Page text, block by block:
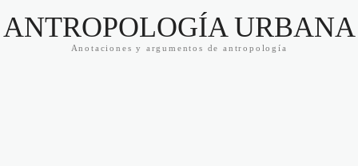
ANTROPOLOGÍA URBANA
Anotaciones y argumentos de antropología